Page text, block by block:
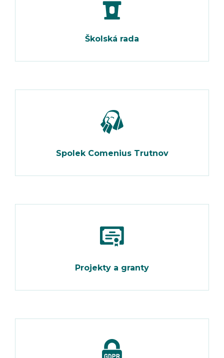
Školská rada
Spolek Comenius Trutnov
Projekty a granty